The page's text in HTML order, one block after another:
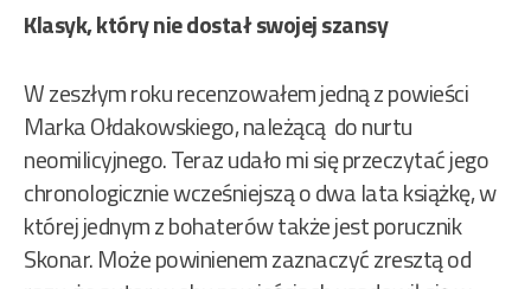
Klasyk, który nie dostał swojej szansy
W zeszłym roku recenzowałem jedną z powieści
Marka Ołdakowskiego, należącą do nurtu
neomilicyjnego. Teraz udało mi się przeczytać jego
chronologicznie wcześniejszą o dwa lata książkę, w
której jednym z bohaterów także jest porucznik
Skonar. Może powinienem zaznaczyć zresztą od